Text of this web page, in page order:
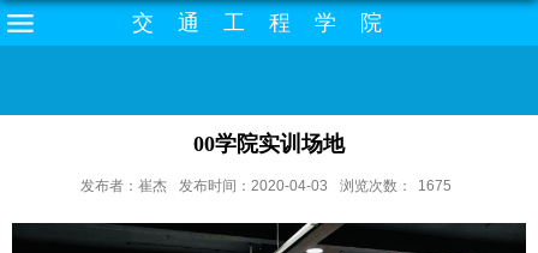
交通工程学院
00学院实训场地
发布者：崔杰 发布时间：2020-04-03 浏览次数： 1675